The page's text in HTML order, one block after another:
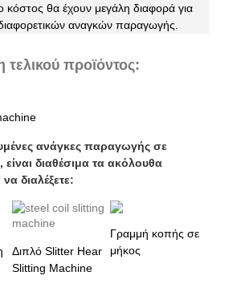
κόστος θα έχουν μεγάλη διαφορά για
αναγκών παραγωγής.
τελικού προϊόντος:
ανάγκες παραγωγής σε
διαθέσιμα τα ακόλουθα
διαλέξετε:
Διπλό Slitter Hear
Slitting Machine
Γραμμή κοπής σε
μήκος